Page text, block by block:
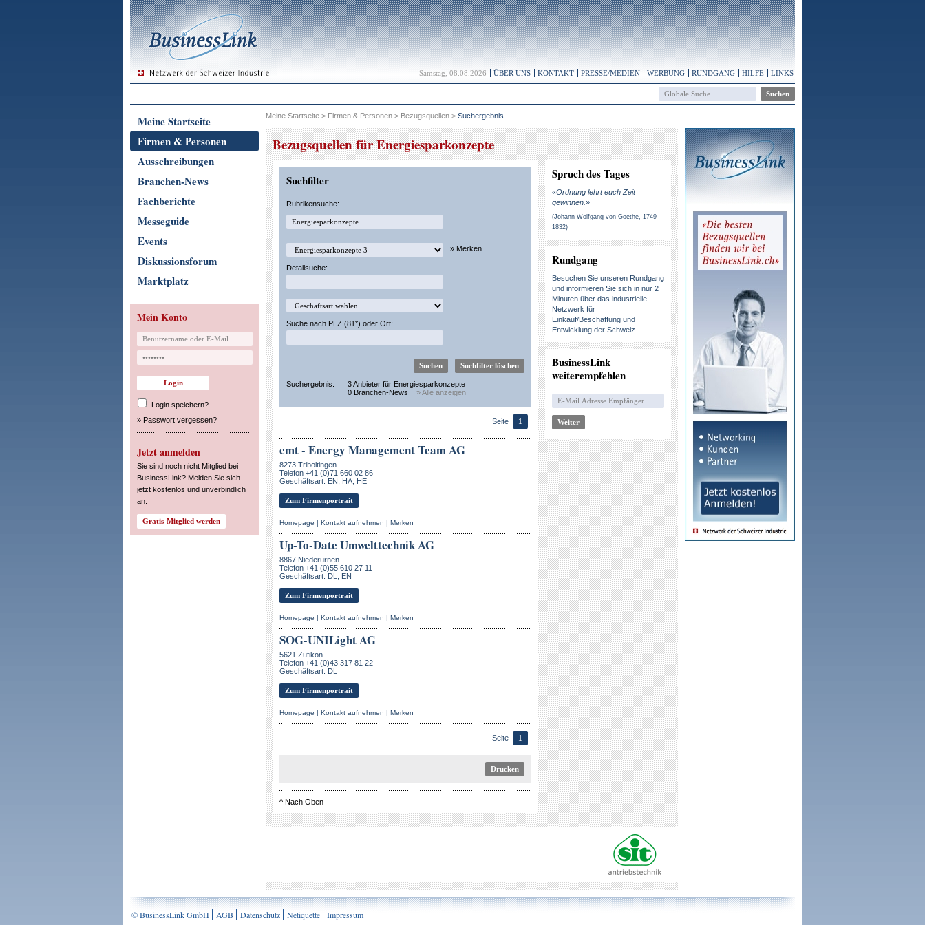
Samstag, 08.08.2026 ÜBER UNS KONTAKT PRESSE/MEDIEN WERBUNG RUNDGANG HILFE LINKS
Meine Startseite
Firmen & Personen
Ausschreibungen
Branchen-News
Fachberichte
Messeguide
Events
Diskussionsforum
Marktplatz
Mein Konto
Login speichern?
» Passwort vergessen?
Jetzt anmelden
Sie sind noch nicht Mitglied bei
BusinessLink? Melden Sie sich
jetzt kostenlos und unverbindlich
an.
Meine Startseite > Firmen & Personen > Bezugsquellen > Suchergebnis
Bezugsquellen für Energiesparkonzepte
Suchfilter
Rubrikensuche:
» Merken
Detailsuche:
Suche nach PLZ (81*) oder Ort:
Suchergebnis:
3 Anbieter für Energiesparkonzepte
0 Branchen-News
» Alle anzeigen
Seite 1
emt - Energy Management Team AG
8273 Triboltingen
Telefon +41 (0)71 660 02 86
Geschäftsart: EN, HA, HE
Zum Firmenportrait
Homepage | Kontakt aufnehmen | Merken
Up-To-Date Umwelttechnik AG
8867 Niederurnen
Telefon +41 (0)55 610 27 11
Geschäftsart: DL, EN
Zum Firmenportrait
Homepage | Kontakt aufnehmen | Merken
SOG-UNILight AG
5621 Zufikon
Telefon +41 (0)43 317 81 22
Geschäftsart: DL
Zum Firmenportrait
Homepage | Kontakt aufnehmen | Merken
Seite 1
Drucken
^ Nach Oben
Spruch des Tages
«Ordnung lehrt euch Zeit
gewinnen.»
(Johann Wolfgang von Goethe, 1749-
1832)
Rundgang
Besuchen Sie unseren Rundgang
und informieren Sie sich in nur 2
Minuten über das industrielle
Netzwerk für
Einkauf/Beschaffung und
Entwicklung der Schweiz...
BusinessLink
weiterempfehlen
© BusinessLink GmbH AGB Datenschutz Netiquette Impressum